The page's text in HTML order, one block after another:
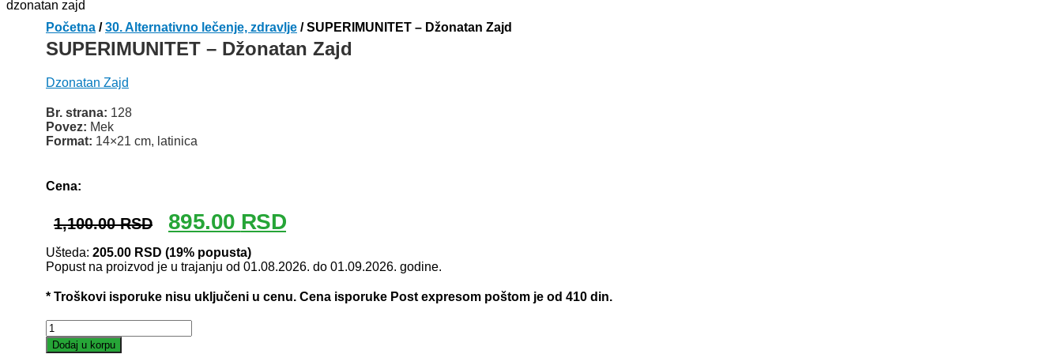
Početna /30. Alternativno lečenje, zdravlje / SUPERIMUNITET – Džonatan Zajd
SUPERIMUNITET – Džonatan Zajd
Dzonatan Zajd
Br. strana: 128
Povez: Mek
Format: 14×21 cm, latinica
Cena:
1,100.00RSD
Originalna
cena
je
bila:
1,100.00 RSD.
895.00 RSDTrenutna
cena
895.00 RSD.
Ušteda: 205.00 RSD (19% popusta)
Popust na proizvod je u trajanju od 01.08.2026. do 01.09.2026. godine.
* Troškovi isporuke nisu uključeni u cenu. Cena isporuke Post expresom poštom je od 410 din.
SUPERIMUNITET
–Dodaj u korpu